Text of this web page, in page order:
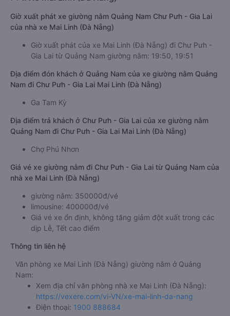
Giờ xuất phát xe giường nằm Quảng Nam Chư Pưh - Gia Lai
của nhà xe Mai Linh (Đà Nẵng)
Giờ xuất phát của xe Mai Linh (Đà Nẵng) đi Chư Pưh -
Gia Lai từ Quảng Nam giường nằm: 19:50, 19:51
Địa điểm đón khách ở Quảng Nam của xe giường nằm Quảng
Nam đi Chư Pưh - Gia Lai Mai Linh (Đà Nẵng)
Ga Tam Kỳ
Địa điểm trả khách ở Chư Pưh - Gia Lai của xe giường nằm
Quảng Nam đi Chư Pưh - Gia Lai Mai Linh (Đà Nẵng)
Chợ Phú Nhơn
Giá vé xe giường nằm đi Chư Pưh - Gia Lai từ Quảng Nam của
nhà xe Mai Linh (Đà Nẵng)
giường nằm: 350000đ/vé
limousine: 400000đ/vé
Giá vé xe ổn định, không tăng giảm đột xuất trong các
dịp Lễ, Tết cao điểm
Thông tin liên hệ
Văn phòng xe Mai Linh (Đà Nẵng) giường nằm ở Quảng
Nam:
Xem địa chỉ văn phòng nhà xe Mai Linh (Đà Nẵng):
https://vexere.com/vi-VN/xe-mai-linh-da-nang
Điện thoại: 1900 888684